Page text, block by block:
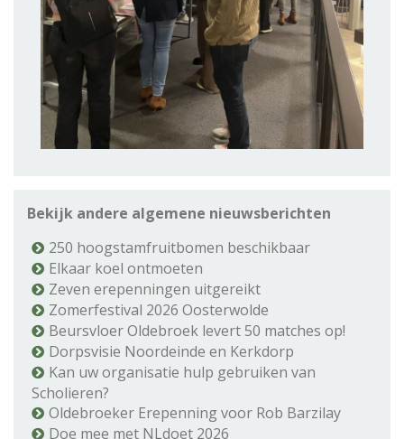
Bekijk andere algemene nieuwsberichten
250 hoogstamfruitbomen beschikbaar
Elkaar koel ontmoeten
Zeven erepenningen uitgereikt
Zomerfestival 2026 Oosterwolde
Beursvloer Oldebroek levert 50 matches op!
Dorpsvisie Noordeinde en Kerkdorp
Kan uw organisatie hulp gebruiken van
Scholieren?
Oldebroeker Erepenning voor Rob Barzilay
Doe mee met NLdoet 2026